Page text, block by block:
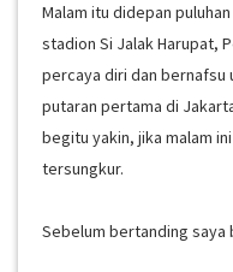
Malam itu didepan
stadion Si Jalak Harupat,
percaya diri dan bernafsu
putaran pertama di
begitu yakin, jika malam
tersungkur.
Sebelum bertanding saya